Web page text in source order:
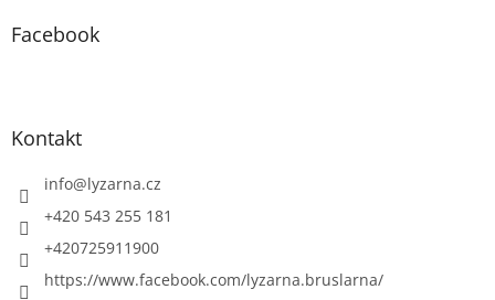
Facebook
Kontakt
info@lyzarna.cz
+420 543 255 181
+420725911900
https://www.facebook.com/lyzarna.bruslarna/